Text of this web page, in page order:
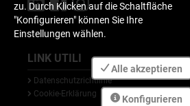
LINK UTILI
Datenschutzrichtlinie
Cookie-Erklärung
zu. Durch Klicken auf die Schaltfläche
"Konfigurieren" können Sie Ihre
Einstellungen wählen.
Alle akzeptieren
Konfigurieren